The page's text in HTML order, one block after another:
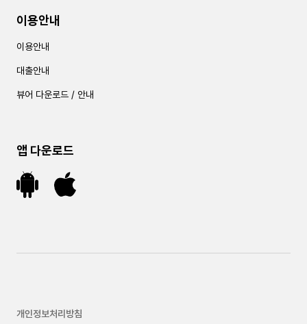
이용안내
이용안내
대출안내
뷰어 다운로드 / 안내
앱 다운로드
개인정보처리방침